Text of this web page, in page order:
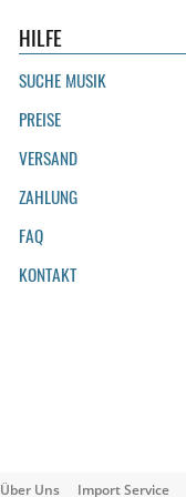
HILFE
SUCHE MUSIK
PREISE
VERSAND
ZAHLUNG
FAQ
KONTAKT
Über Uns Import Service